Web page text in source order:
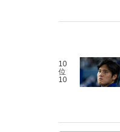
10
位
10